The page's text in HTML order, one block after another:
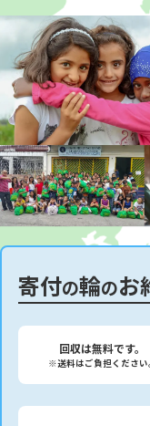
寄付の輪のお
回収は無料です。
※送料はご負担ください